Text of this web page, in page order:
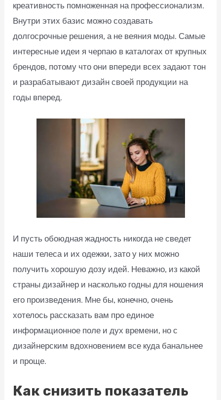
креативность помноженная на профессионализм.
Внутри этих базис можно создавать
долгосрочные решения, а не веяния моды. Самые
интересные идеи я черпаю в каталогах от крупных
брендов, потому что они впереди всех задают тон
и разрабатывают дизайн своей продукции на
годы вперед.
И пусть обоюдная жадность никогда не сведет
наши телеса и их одежки, зато у них можно
получить хорошую дозу идей. Неважно, из какой
страны дизайнер и насколько годны для ношения
его произведения. Мне бы, конечно, очень
хотелось рассказать вам про единое
информационное поле и дух времени, но с
дизайнерским вдохновением все куда банальнее
и проще.
Как снизить показатель